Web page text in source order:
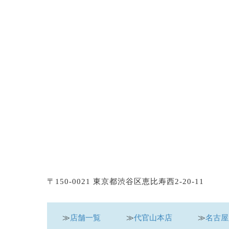
〒150-0021 東京都渋谷区恵比寿西2-20-11
≫店舗一覧 ≫代官山本店 ≫名古